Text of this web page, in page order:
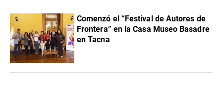
Comenzó el “Festival de Autores de
Frontera” en la Casa Museo Basadre
en Tacna